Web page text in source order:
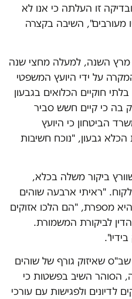
זו העלתה כי אנו לא
מעורבים", השיבה בקצרה
מרץ השנה, למעלה מחצי שנה
על ידי היועץ המשפטי
חוקיים הכלואים בגבעון
בה כי קיים חשש סביר
הביטחון כי היועץ
גבעון, "נוכח חשיבות
ביקור משלה בכלא,
"ראיתי ארבעה שוהים
היא מספרת, "הם הלכו אזוקים
לביקורת המשמורת.
שאיזוק גורף של שוהים
הסוהר השיב בפשטות כי
לדיונים ולפגישות עם עורכי